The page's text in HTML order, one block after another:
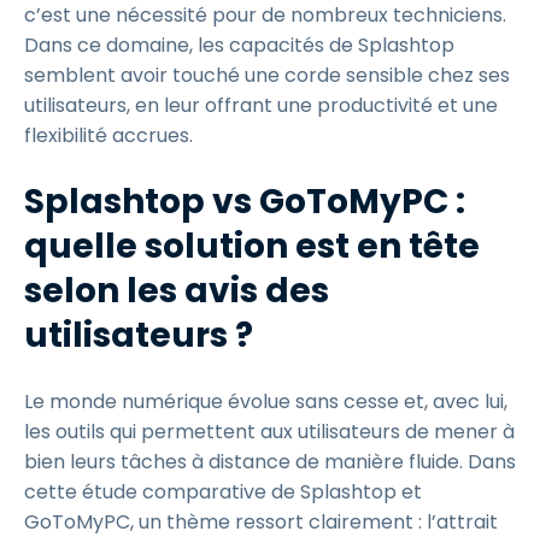
c’est une nécessité pour de nombreux techniciens.
Dans ce domaine, les capacités de Splashtop
semblent avoir touché une corde sensible chez ses
utilisateurs, en leur offrant une productivité et une
flexibilité accrues.
Splashtop vs GoToMyPC :
quelle solution est en tête
selon les avis des
utilisateurs ?
Le monde numérique évolue sans cesse et, avec lui,
les outils qui permettent aux utilisateurs de mener à
bien leurs tâches à distance de manière fluide. Dans
cette étude comparative de Splashtop et
GoToMyPC, un thème ressort clairement : l’attrait